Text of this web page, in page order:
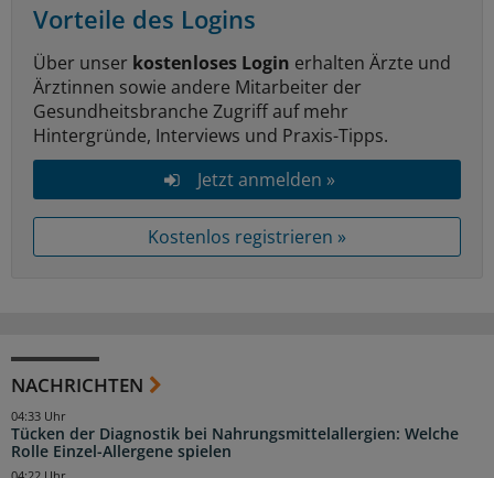
Vorteile des Logins
Über unser kostenloses Login erhalten Ärzte und
Ärztinnen sowie andere Mitarbeiter der
Gesundheitsbranche Zugriff auf mehr
Hintergründe, Interviews und Praxis-Tipps.
Jetzt anmelden »
Kostenlos registrieren »
NACHRICHTEN
Tücken der Diagnostik bei Nahrungsmittelallergien: Welche
Rolle Einzel-Allergene spielen
04:33 Uhr